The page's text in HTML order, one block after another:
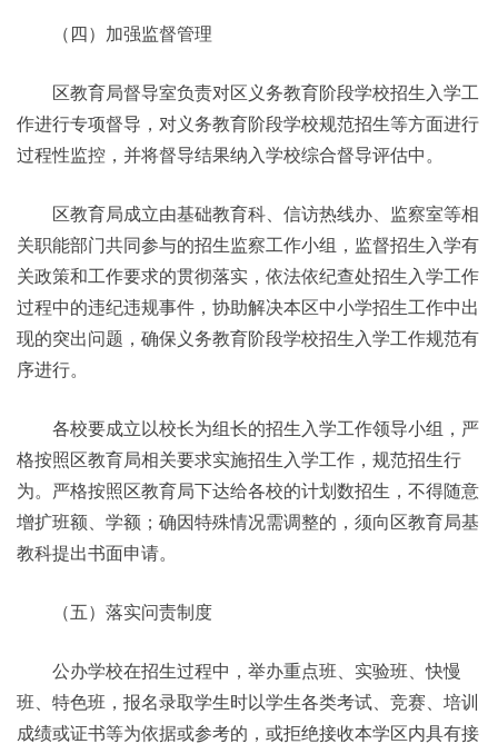
（四）加强监督管理
区教育局督导室负责对区义务教育阶段学校招生入学工
作进行专项督导，对义务教育阶段学校规范招生等方面进行
过程性监控，并将督导结果纳入学校综合督导评估中。
区教育局成立由基础教育科、信访热线办、监察室等相
关职能部门共同参与的招生监察工作小组，监督招生入学有
关政策和工作要求的贯彻落实，依法依纪查处招生入学工作
过程中的违纪违规事件，协助解决本区中小学招生工作中出
现的突出问题，确保义务教育阶段学校招生入学工作规范有
序进行。
各校要成立以校长为组长的招生入学工作领导小组，严
格按照区教育局相关要求实施招生入学工作，规范招生行
为。严格按照区教育局下达给各校的计划数招生，不得随意
增扩班额、学额；确因特殊情况需调整的，须向区教育局基
教科提出书面申请。
（五）落实问责制度
公办学校在招生过程中，举办重点班、实验班、快慢
班、特色班，报名录取学生时以学生各类考试、竞赛、培训
成绩或证书等为依据或参考的，或拒绝接收本学区内具有接